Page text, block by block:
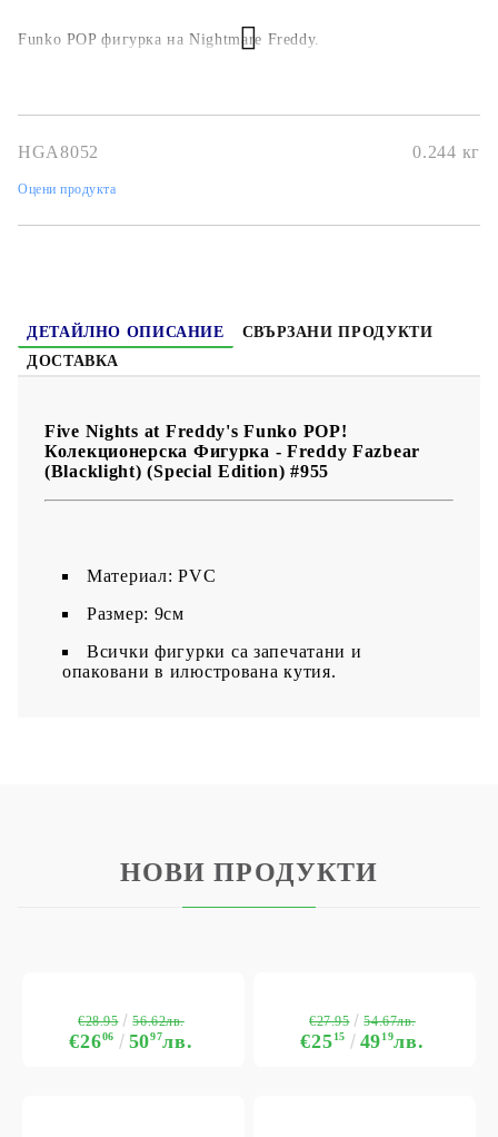
Funko POP фигурка на Nightmare Freddy.
HGA8052 0.244 кг
Оцени продукта
ДЕТАЙЛНО ОПИСАНИЕ
СВЪРЗАНИ ПРОДУКТИ
ДОСТАВКА
Five Nights at Freddy's Funko POP!
Колекционерска Фигурка - Freddy Fazbear
(Blacklight) (Special Edition) #955
Материал: PVC
Размер: 9см
Всички фигурки са запечатани и
опаковани в илюстрована кутия.
НОВИ ПРОДУКТИ
€2606 5097лв.
€28.95 56.62лв.
€2515 4919лв.
€27.95 54.67лв.